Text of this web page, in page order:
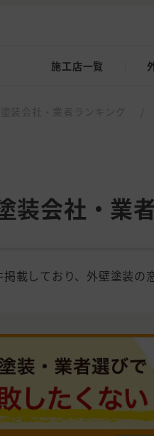
施工店一覧
装会社・業
載しており、外壁塗装の